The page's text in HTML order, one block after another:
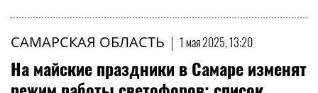
САМАРСКАЯ ОБЛАСТЬ | 1 мая 2025, 13:20
На майские праздники в Самаре изменят